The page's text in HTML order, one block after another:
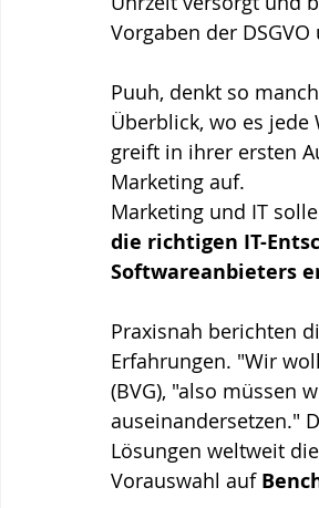
Vorgaben der
Puuh, denkt so
Überblick, wo es jede
greift in ihrer ersten
Marketing auf.
Marketing und IT
die richtigen IT-
Softwareanbieters
Praxisnah berichten
Erfahrungen. "Wir
(BVG), "also müssen
auseinandersetzen."
Lösungen weltweit
Vorauswahl auf